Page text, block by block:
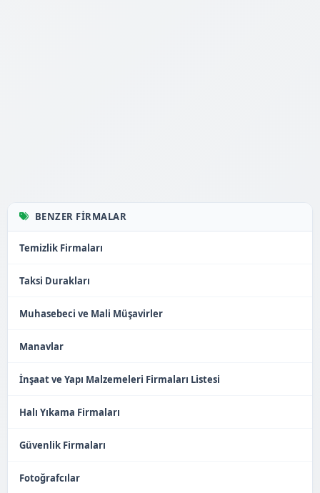
BENZER FIRMALAR
Temizlik Firmaları
Taksi Durakları
Muhasebeci ve Mali Müşavirler
Manavlar
İnşaat ve Yapı Malzemeleri Firmaları Listesi
Halı Yıkama Firmaları
Güvenlik Firmaları
Fotoğrafcılar